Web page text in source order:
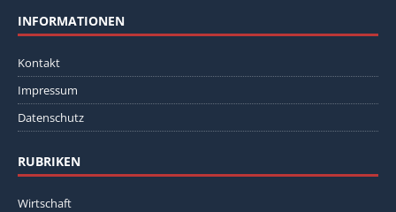
INFORMATIONEN
Kontakt
Impressum
Datenschutz
RUBRIKEN
Wirtschaft